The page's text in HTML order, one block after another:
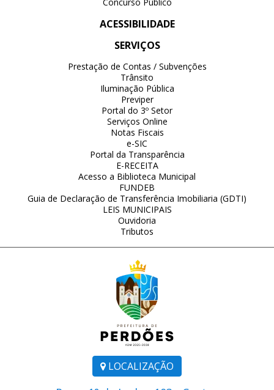
LOCALIZAÇÃO
ACESSIBILIDADE
SERVIÇOS
Prestação de Contas / Subvenções
Trânsito
Iluminação Pública
Previper
Portal do 3º Setor
Serviços Online
Notas Fiscais
e-SIC
Portal da Transparência
E-RECEITA
Acesso a Biblioteca Municipal
FUNDEB
Guia de Declaração de Transferência Imobiliaria (GDTI)
LEIS MUNICIPAIS
Ouvidoria
Tributos